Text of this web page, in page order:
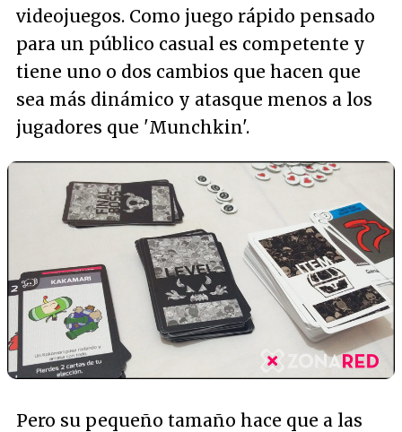
videojuegos. Como juego rápido pensado
para un público casual es competente y
tiene uno o dos cambios que hacen que
sea más dinámico y atasque menos a los
jugadores que 'Munchkin'.
Pero su pequeño tamaño hace que a las